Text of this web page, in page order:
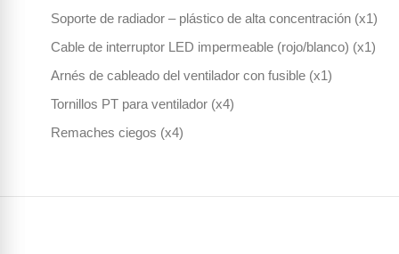
Soporte de radiador – plástico de alta concentración (x1)
Cable de interruptor LED impermeable (rojo/blanco) (x1)
Arnés de cableado del ventilador con fusible (x1)
Tornillos PT para ventilador (x4)
Remaches ciegos (x4)